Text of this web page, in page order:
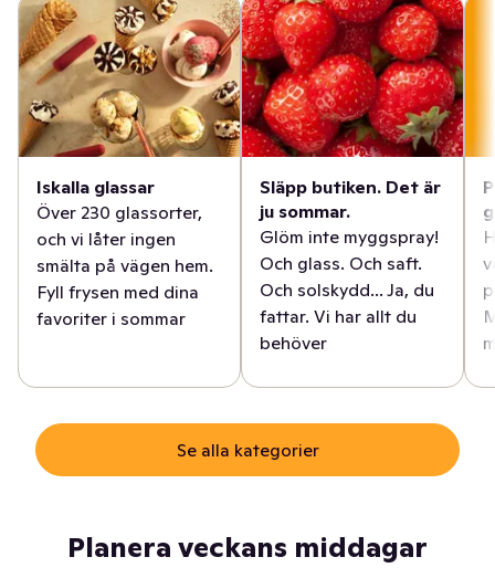
Iskalla glassar
Över 230 glassorter,
och vi låter ingen
smälta på vägen hem.
Fyll frysen med dina
favoriter i sommar
Släpp butiken. Det är
ju sommar.
Glöm inte myggspray!
Och glass. Och saft.
Och solskydd... Ja, du
fattar. Vi har allt du
behöver
Se alla kategorier
Planera veckans middagar